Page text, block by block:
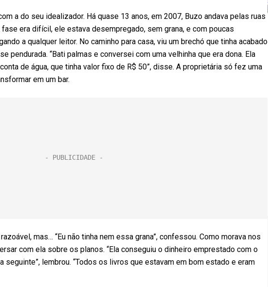
a do seu idealizador. Há quase 13 anos, em 2007, Buzo andava pelas ruas
era difícil, ele estava desempregado, sem grana, e com poucas
a qualquer leitor. No caminho para casa, viu um brechó que tinha acabado
pendurada. “Bati palmas e conversei com uma velhinha que era dona. Ela
de água, que tinha valor fixo de R$ 50”, disse. A proprietária só fez uma
em um bar.
mas… “Eu não tinha nem essa grana”, confessou. Como morava nos
com ela sobre os planos. “Ela conseguiu o dinheiro emprestado com o
seguinte”, lembrou. “Todos os livros que estavam em bom estado e eram